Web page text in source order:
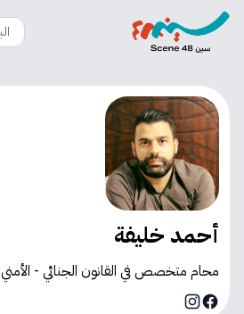
أحمد خليفة
محام متخصص في القانون الجنائي -
Facebook
Instagram